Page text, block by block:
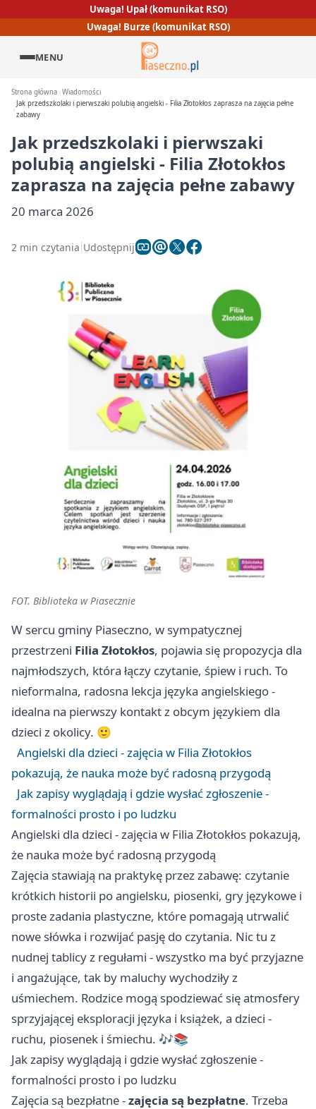
Uwaga! Upał (komunikat RSO)
Uwaga! Burze (komunikat RSO)
MENU
Strona główna Wiadomości
Jak przedszkolaki i pierwszaki polubią angielski - Filia Złotokłos zaprasza na zajęcia pełne
zabawy
Jak przedszkolaki i pierwszaki
polubią angielski - Filia Złotokłos
zaprasza na zajęcia pełne zabawy
20 marca 2026
2 min czytania Udostępnij
FOT. Biblioteka w Piasecznie
W sercu gminy Piaseczno, w sympatycznej
przestrzeni Filia Złotokłos, pojawia się propozycja dla
najmłodszych, która łączy czytanie, śpiew i ruch. To
nieformalna, radosna lekcja języka angielskiego -
idealna na pierwszy kontakt z obcym językiem dla
dzieci z okolicy. 🙂
Angielski dla dzieci - zajęcia w Filia Złotokłos
pokazują, że nauka może być radosną przygodą
Jak zapisy wyglądają i gdzie wysłać zgłoszenie -
formalności prosto i po ludzku
Angielski dla dzieci - zajęcia w Filia Złotokłos pokazują,
że nauka może być radosną przygodą
Zajęcia stawiają na praktykę przez zabawę: czytanie
krótkich historii po angielsku, piosenki, gry językowe i
proste zadania plastyczne, które pomagają utrwalić
nowe słówka i rozwijać pasję do czytania. Nic tu z
nudnej tablicy z regułami - wszystko ma być przyjazne
i angażujące, tak by maluchy wychodziły z
uśmiechem. Rodzice mogą spodziewać się atmosfery
sprzyjającej eksploracji języka i książek, a dzieci -
ruchu, piosenek i śmiechu. 🎶📚
Jak zapisy wyglądają i gdzie wysłać zgłoszenie -
formalności prosto i po ludzku
Zajęcia są bezpłatne -zajęcia są bezpłatne. Trzeba